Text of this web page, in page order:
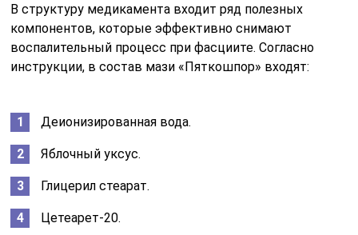
В структуру медикамента входит ряд полезных
компонентов, которые эффективно снимают
воспалительный процесс при фасциите. Согласно
инструкции, в состав мази «Пяткошпор» входят:
Деионизированная вода.
Яблочный уксус.
Глицерил стеарат.
Цетеарет-20.